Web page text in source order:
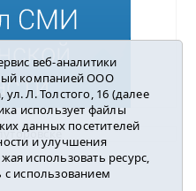
веб-аналитики
компанией ООО
Л. Толстого, 16 (далее
использует файлы
данных посетителей
и улучшения
использовать ресурс,
с использованием